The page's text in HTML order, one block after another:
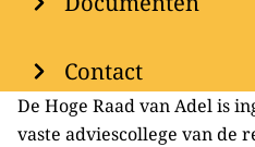
Contact
De Hoge Raad van Adel is
vaste adviescollege van de